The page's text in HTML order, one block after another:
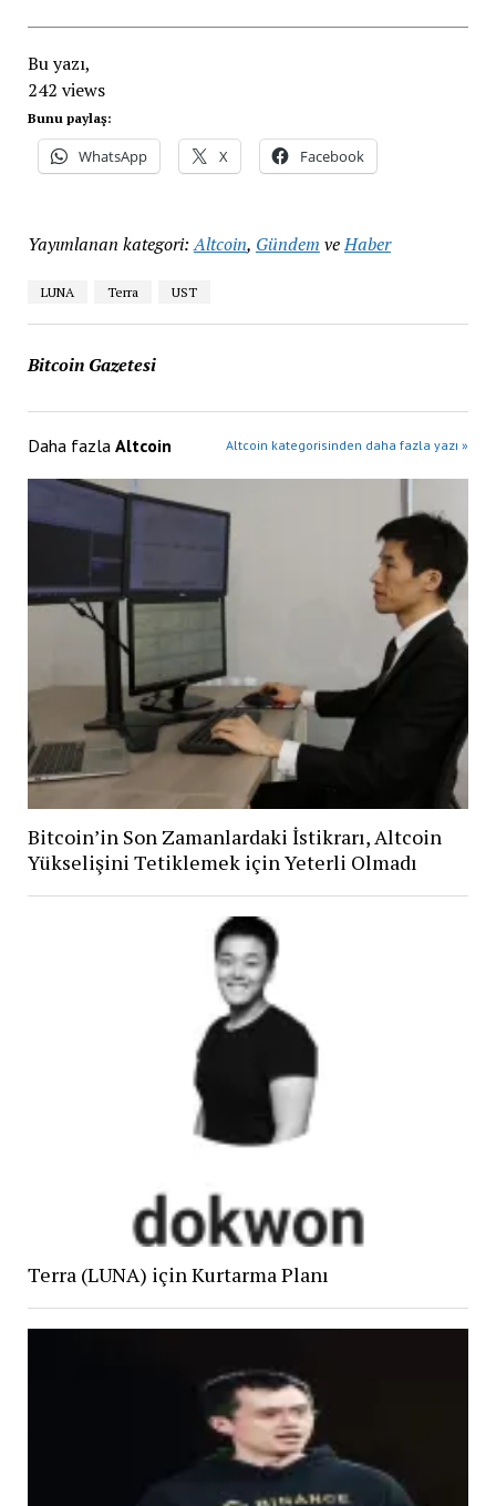
Bu yazı,
242 views
Bunu paylaş:
WhatsApp X Facebook
Yayımlanan kategori: Altcoin, Gündem veHaber
LUNA Terra UST
Bitcoin Gazetesi
Daha fazla Altcoin Altcoin kategorisinden daha fazla yazı »
Bitcoin’in Son Zamanlardaki İstikrarı, Altcoin
Yükselişini Tetiklemek için Yeterli Olmadı
Terra (LUNA) için Kurtarma Planı